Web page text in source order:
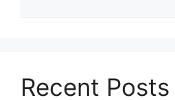
Recent Posts